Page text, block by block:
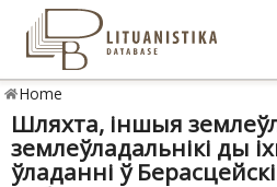
Home
Шляхта, іншыя
землеўладальнікі ды
ўладанні ў